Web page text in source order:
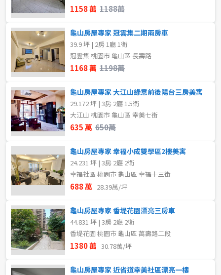
1158 萬 1188萬
龜山房屋專家 冠雲集二期兩房車
39.9 坪 | 2房 1廳 1衛
冠雲集 桃園市 龜山區 長壽路
1168 萬 1198萬
龜山房屋專家 大江山綠意前後陽台三房美寓
29.172 坪 | 3房 2廳 1.5衛
大江山 桃園市 龜山區 幸美七街
635 萬 650萬
龜山房屋專家 幸福小成雙學區2樓美寓
24.231 坪 | 3房 2廳 2衛
幸福社區 桃園市 龜山區 幸福十三街
688 萬 28.39萬/坪
龜山房屋專家 香堤花園漂亮三房車
44.831 坪 | 3房 2廳 2衛
香堤花園 桃園市 龜山區 萬壽路二段
1380 萬 30.78萬/坪
龜山房屋專家 近省道幸美社區漂亮一樓